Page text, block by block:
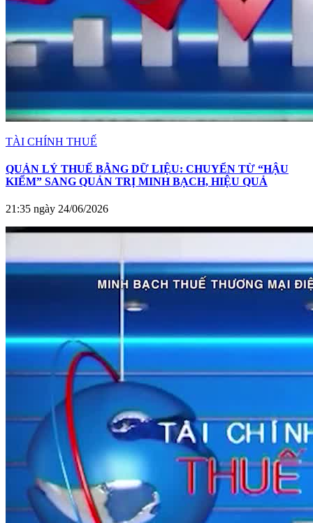
TÀI CHÍNH THUẾ
QUẢN LÝ THUẾ BẰNG DỮ LIỆU: CHUYỂN TỪ “HẬU
KIỂM” SANG QUẢN TRỊ MINH BẠCH, HIỆU QUẢ
21:35 ngày 24/06/2026